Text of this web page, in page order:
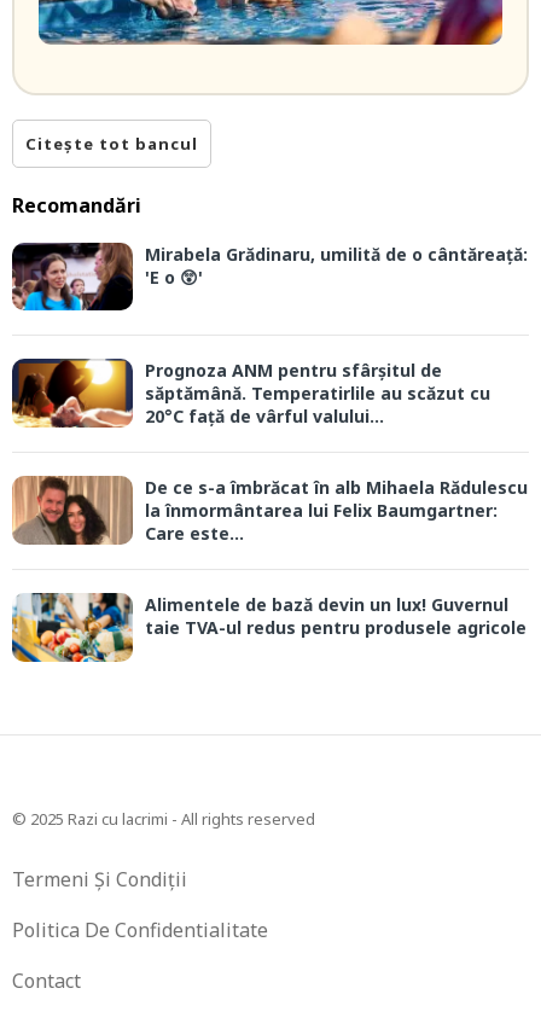
Citește tot bancul
Recomandări
Mirabela Grădinaru, umilită de o cântăreață:
'E o 😲'
Prognoza ANM pentru sfârșitul de
săptămână. Temperatirlile au scăzut cu
20°C față de vârful valului...
De ce s-a îmbrăcat în alb Mihaela Rădulescu
la înmormântarea lui Felix Baumgartner:
Care este...
Alimentele de bază devin un lux! Guvernul
taie TVA-ul redus pentru produsele agricole
© 2025 Razi cu lacrimi - All rights reserved
Termeni Și Condiții
Politica De Confidentialitate
Contact